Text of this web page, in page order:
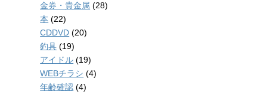
金券・貴金属 (28)
本 (22)
CDDVD (20)
釣具 (19)
アイドル (19)
WEBチラシ (4)
年齢確認 (4)